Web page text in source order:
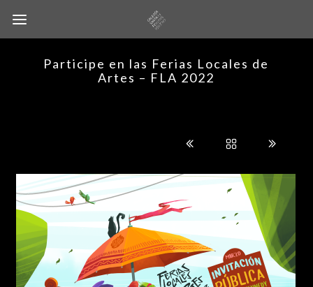
Participe en las Ferias Locales de
Artes – FLA 2022